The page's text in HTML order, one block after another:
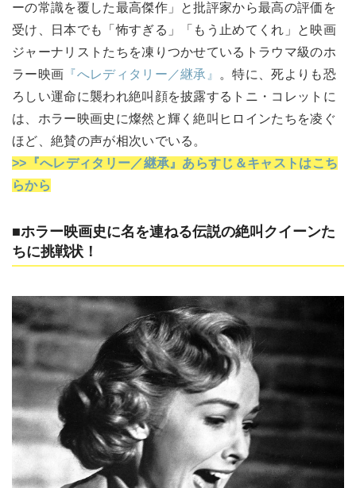
ーの常識を覆した最高傑作」と批評家から最高の評価を
受け、日本でも「怖すぎる」「もう止めてくれ」と映画
ジャーナリストたちを凍りつかせているトラウマ級のホ
ラー映画 『へレディタリー／継承』
。特に、死よりも恐
ろしい運命に襲われ絶叫顔を披露するトニ・コレットに
は、ホラー映画史に燦然と輝く絶叫ヒロインたちを凌ぐ
ほど、絶賛の声が相次いでいる。
>>『へレディタリー／継承』あらすじ＆キャストはこち
らから
■ホラー映画史に名を連ねる伝説の絶叫クイーンた
ちに挑戦状！